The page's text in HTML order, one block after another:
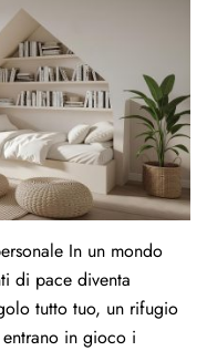
In un mondo
di pace diventa
tutto tuo, un rifugio
in gioco i